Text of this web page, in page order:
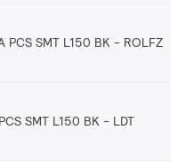
PCS SMT L150 BK ROLFZ
SMT L150 BK LDT